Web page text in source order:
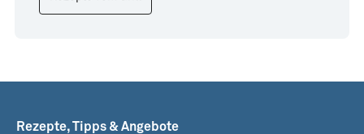
Rezepte, Tipps & Angebote